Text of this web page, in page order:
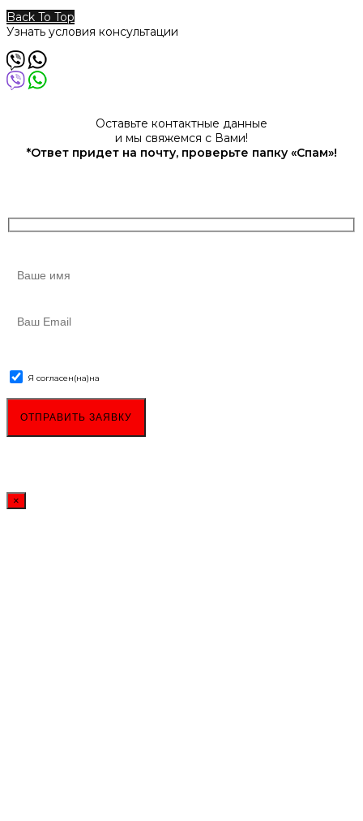
Back To Top
Узнать условия консультации
Оставьте контактные данные
и мы свяжемся с Вами!
*Ответ придет на почту, проверьте папку «Спам»!
Я согласен(на)на
×